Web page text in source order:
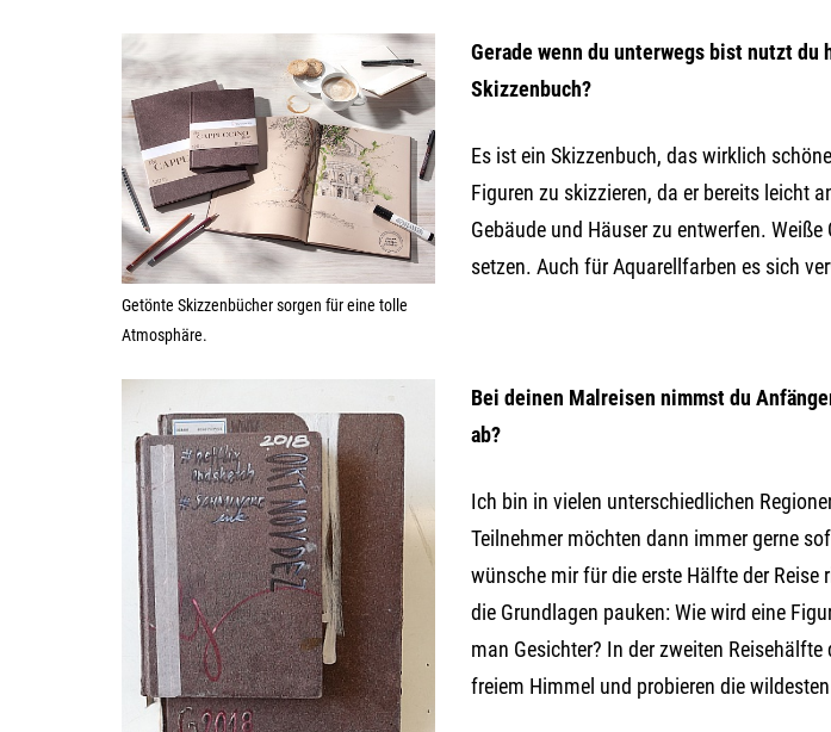
Getönte Skizzenbücher sorgen für eine tolle
Atmosphäre.
Gerade wenn du unterwegs bist nutzt du
Skizzenbuch?
Es ist ein Skizzenbuch, das wirklich
Figuren zu skizzieren, da er bereits leicht
Gebäude und Häuser zu entwerfen.
setzen. Auch für Aquarellfarben es sich
Bei deinen Malreisen nimmst du
ab?
Ich bin in vielen unterschiedlichen
Teilnehmer möchten dann immer gerne
wünsche mir für die erste Hälfte der Reise
die Grundlagen pauken: Wie wird eine
man Gesichter? In der zweiten
freiem Himmel und probieren die